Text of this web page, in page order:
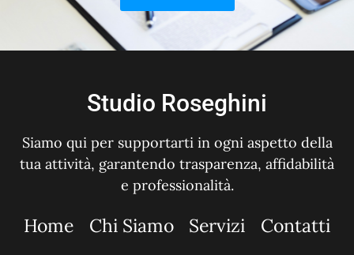
Studio Roseghini
Siamo qui per supportarti in ogni aspetto della
tua attività, garantendo trasparenza, affidabilità
e professionalità.
Home Chi Siamo Servizi Contatti